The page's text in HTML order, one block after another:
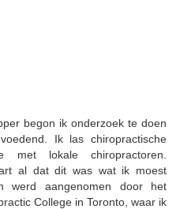
begon ik onderzoek te doen
Ik las chiropractische
lokale chiropractoren.
al dat dit was wat ik moest
werd aangenomen door het
College in Toronto, waar ik